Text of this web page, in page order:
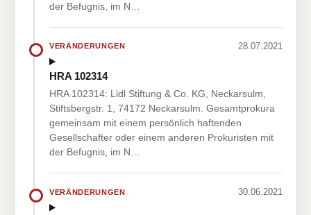
der Befugnis, im N…
VERÄNDERUNGEN 28.07.2021
HRA 102314
HRA 102314: Lidl Stiftung & Co. KG, Neckarsulm,
Stiftsbergstr. 1, 74172 Neckarsulm. Gesamtprokura
gemeinsam mit einem persönlich haftenden
Gesellschafter oder einem anderen Prokuristen mit
der Befugnis, im N…
VERÄNDERUNGEN 30.06.2021